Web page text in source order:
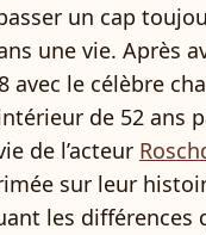
un cap
une vie. Après
avec le célèbre
de 52 ans
de l’acteur
sur leur
les différences